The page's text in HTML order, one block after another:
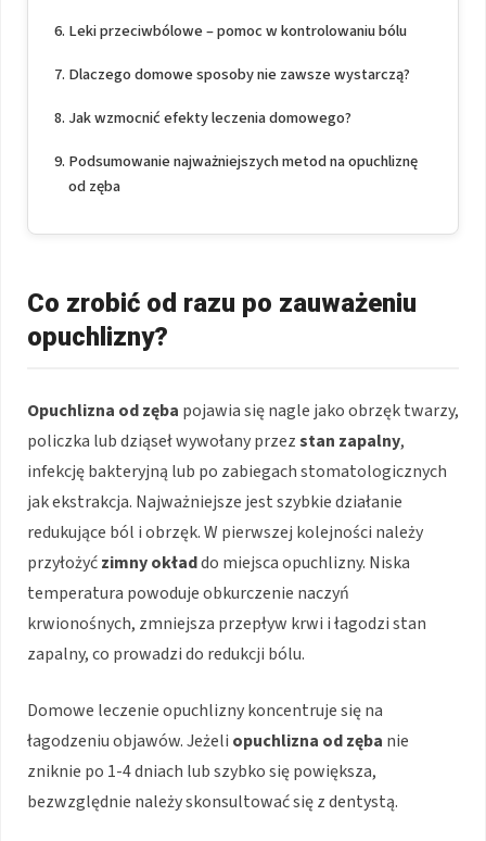
Leki przeciwbólowe – pomoc w kontrolowaniu bólu
Dlaczego domowe sposoby nie zawsze wystarczą?
Jak wzmocnić efekty leczenia domowego?
Podsumowanie najważniejszych metod na opuchliznę
od zęba
Co zrobić od razu po zauważeniu
opuchlizny?
Opuchlizna od zęba pojawia się nagle jako obrzęk twarzy,
policzka lub dziąseł wywołany przezstan zapalny,
infekcję bakteryjną lub po zabiegach stomatologicznych
jak ekstrakcja. Najważniejsze jest szybkie działanie
redukujące ból i obrzęk. W pierwszej kolejności należy
przyłożyćzimny okładdo miejsca opuchlizny. Niska
temperatura powoduje obkurczenie naczyń
krwionośnych, zmniejsza przepływ krwi i łagodzi stan
zapalny, co prowadzi do redukcji bólu.
Domowe leczenie opuchlizny koncentruje się na
łagodzeniu objawów. Jeżeli opuchlizna od zęba nie
zniknie po 1-4 dniach lub szybko się powiększa,
bezwzględnie należy skonsultować się z dentystą.